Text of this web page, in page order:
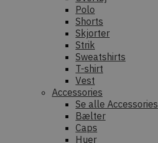
Polo
Shorts
Skjorter
Strik
Sweatshirts
T-shirt
Vest
Accessories
Se alle Accessories
Bælter
Caps
Huer